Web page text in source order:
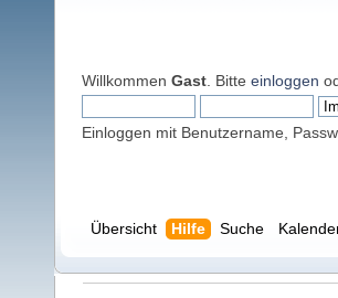
Willkommen Gast . Bitte einloggen
Einloggen mit Benutzername,
Übersicht Hilfe Suche